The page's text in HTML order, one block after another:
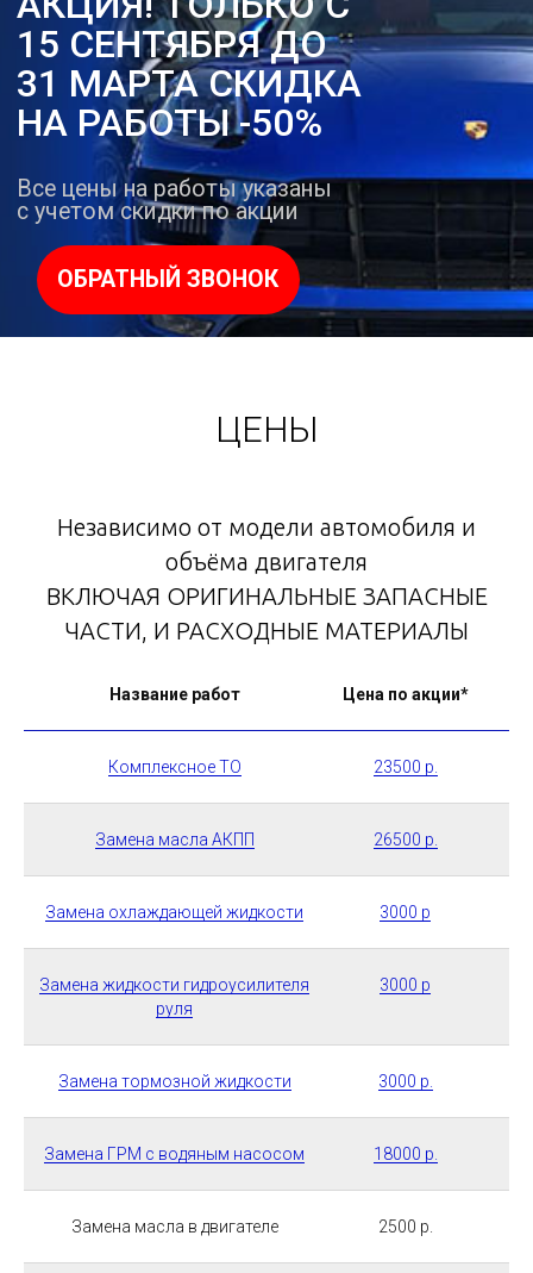
ЦЕНЫ
Независимо от модели автомобиля и
объёма двигателя
ВКЛЮЧАЯ ОРИГИНАЛЬНЫЕ ЗАПАСНЫЕ
ЧАСТИ, И РАСХОДНЫЕ МАТЕРИАЛЫ
Название работ Цена по акции*
Комплексное ТО 23500 р.
Замена масла АКПП 26500 р.
Замена охлаждающей жидкости 3000 р
Замена жидкости гидроусилителя
руля
3000 р
Замена тормозной жидкости 3000 р.
Замена ГРМ с водяным насосом 18000 р.
Замена масла в двигателе 2500 р.
пришлите фото или видео в WhatsApp и в